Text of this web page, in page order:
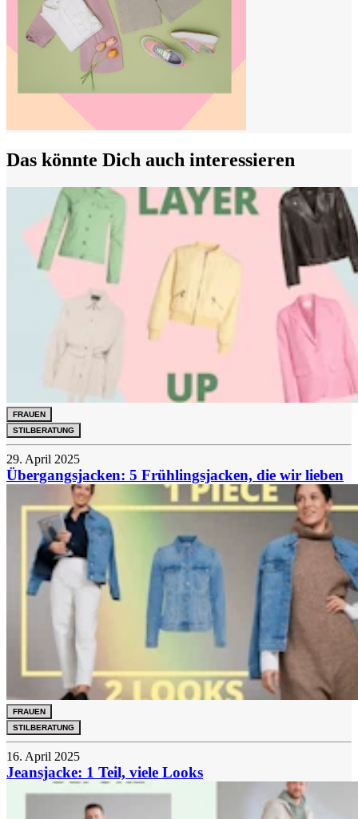
Das könnte Dich auch interessieren
FRAUEN
STILBERATUNG
29. April 2025
Übergangsjacken: 5 Frühlingsjacken, die wir lieben
FRAUEN
STILBERATUNG
16. April 2025
Jeansjacke: 1 Teil, viele Looks